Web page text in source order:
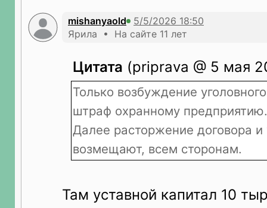
mishanyaold
Ярила • На сайте 11 лет
Цитата (priprava @ 5 мая
Только возбуждение
штраф охранному предприятию.
Далее расторжение договора и
возмещают, всем сторонам.
Там уставной капитал 10